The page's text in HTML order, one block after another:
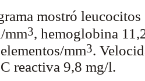
mostró
mm3, hemoglobina
mm3.
reactiva 9,8 mg/l.